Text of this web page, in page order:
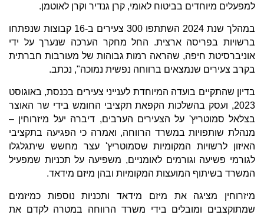
למפעלים מיוחדים בביטוח לאומי, קרן גנדיר וקרן לאוטמן.
במהלך שנת 2024 השתתפו 300 צעירים ב-16 קבוצות שנפתחו
ברשויות בפריסה ארצית. החל מחקר הערכה שנערך על ידי
אוניברסיטת חיפה, שהראה רמות גבוהות של מעורבות חברתית
בקרב צעירים שנמצאים ברווחה נפשית נמוכה", נכתב.
בדיון שהתקיים בועדה המיוחדת לענייני צעירים בכנסת, באוגוסט
2023, ועסק בהשלכות הקפאת תקציבי החומש בידי שר האוצר
בצלאל סמוטריץ' על הצעירים הערבים, דיברה יעל מיזרוחין –
מנהלת שותפויות במשרד הרווחה, ואמרה כי הפגיעה בתקציבי
האיזון לרשויות המקומיות שסמוטריץ' עצר מחשש שיתגלגלו
לגורמי פשיעה וגורמים לאומניים, משפיעה על תכניות שמפעיל
המשרד בשיתוף המועצות המקומיות ובהן מיזם מידאד.
מיזרוחין מציגה את מיזם מידאד ותכניות נוספות כמיזמים
שמתוקצבים ומובלים בידי משרד הרווחה במטרה לקדם את